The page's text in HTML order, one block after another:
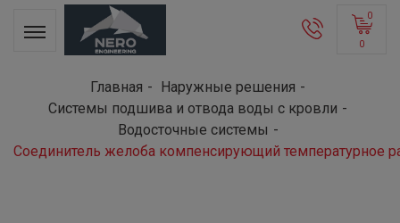
0
0
Главная
Наружные решения
Системы подшива и отвода воды с кровли
Водосточные системы
Соединитель желоба компенсирующий температурное